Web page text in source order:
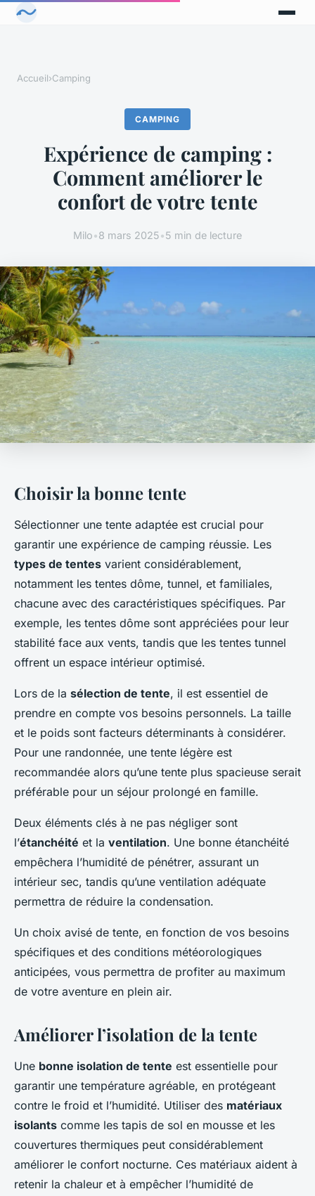
Accueil›Camping
CAMPING
Expérience de camping :
Comment améliorer le
confort de votre tente
Milo•8 mars 2025•5 min de lecture
Choisir la bonne tente
Sélectionner une tente adaptée est crucial pour
garantir une expérience de camping réussie. Les
types de tentes varient considérablement,
notamment les tentes dôme, tunnel, et familiales,
chacune avec des caractéristiques spécifiques. Par
exemple, les tentes dôme sont appréciées pour leur
stabilité face aux vents, tandis que les tentes tunnel
offrent un espace intérieur optimisé.
Lors de la sélection de tente, il est essentiel de
prendre en compte vos besoins personnels. La taille
et le poids sont facteurs déterminants à considérer.
Pour une randonnée, une tente légère est
recommandée alors qu’une tente plus spacieuse serait
préférable pour un séjour prolongé en famille.
Deux éléments clés à ne pas négliger sont
l’étanchéité et la ventilation. Une bonne étanchéité
empêchera l’humidité de pénétrer, assurant un
intérieur sec, tandis qu’une ventilation adéquate
permettra de réduire la condensation.
Un choix avisé de tente, en fonction de vos besoins
spécifiques et des conditions météorologiques
anticipées, vous permettra de profiter au maximum
de votre aventure en plein air.
Améliorer l’isolation de la tente
Une bonne isolation de tente est essentielle pour
garantir une température agréable, en protégeant
contre le froid et l’humidité. Utiliser des matériaux
isolants comme les tapis de sol en mousse et les
couvertures thermiques peut considérablement
améliorer le confort nocturne. Ces matériaux aident à
retenir la chaleur et à empêcher l’humidité de